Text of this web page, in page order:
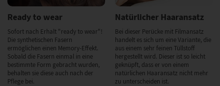
Ready to wear
Sofort nach Erhalt "ready to wear"!
Die synthetischen Fasern
ermöglichen einen Memory-Effekt.
Sobald die Fasern einmal in eine
bestimmte Form gebracht wurden,
behalten sie diese auch nach der
Pflege bei.
Natürlicher Haaransatz
Bei dieser Perücke mit Filmansatz
handelt es sich um eine Variante, die
aus einem sehr feinen Tüllstoff
hergestellt wird. Dieser ist so leicht
geknüpft, dass er von einem
natürlichen Haaransatz nicht mehr
zu unterscheiden ist.